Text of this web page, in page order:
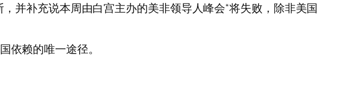
并补充说本周由白宫主办的美非领导人峰会“将失败，除非美国
依赖的唯一途径。